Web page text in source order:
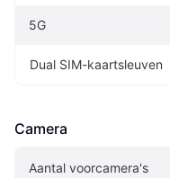
5G
Dual SIM-kaartsleuven
Camera
Aantal voorcamera's